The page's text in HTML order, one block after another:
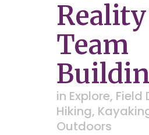
Reality
Team
in Explore, Field
Hiking,
Outdoors